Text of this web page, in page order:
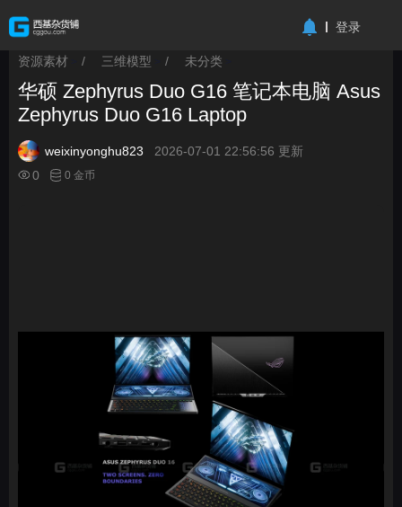
登录
资源素材 / 三维模型 / 未分类
华硕 Zephyrus Duo G16 笔记本电脑 Asus
Zephyrus Duo G16 Laptop
weixinyonghu823
2026-07-01 22:56:56 更新
0
0 金币